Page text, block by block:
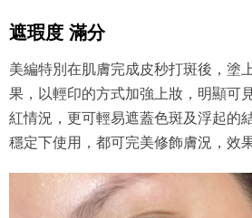
遮瑕度 滿分
美編特別在肌膚完成皮秒打斑後，塗
果，以輕印的方式加強上妝，明顯可
紅情況，更可輕易遮蓋色斑及浮起的
穩定下使用，都可完美修飾膚況，效